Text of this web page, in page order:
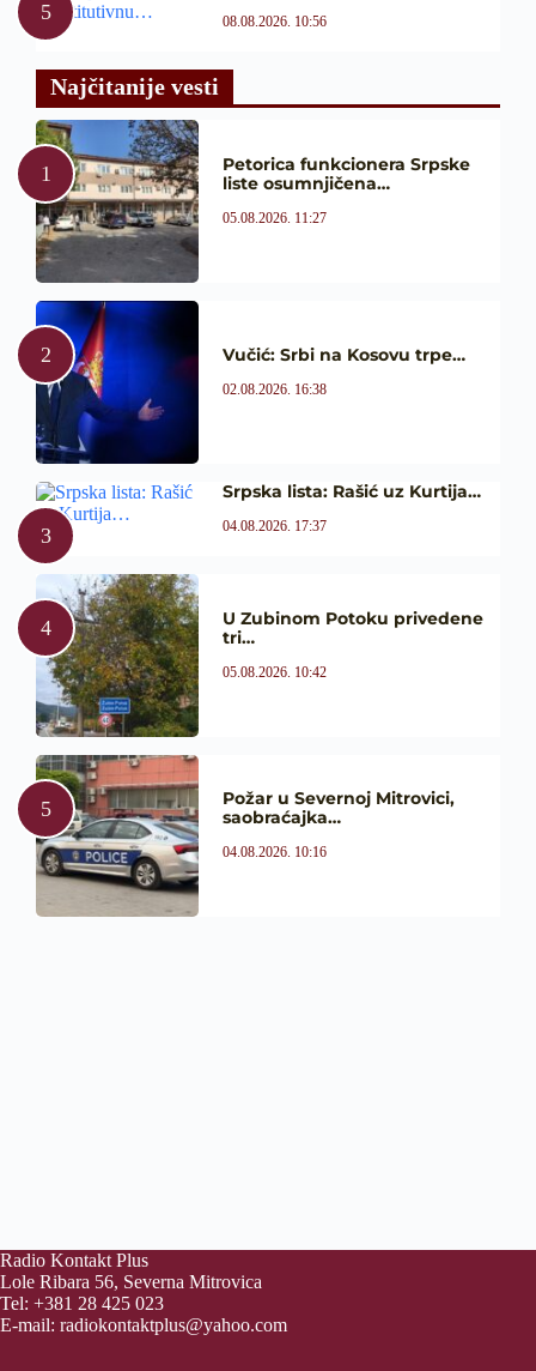
08.08.2026. 10:56
Najčitanije vesti
Petorica funkcionera Srpske
liste osumnjičena…
05.08.2026. 11:27
Vučić: Srbi na Kosovu trpe…
02.08.2026. 16:38
Srpska lista: Rašić uz Kurtija…
04.08.2026. 17:37
U Zubinom Potoku privedene
tri…
05.08.2026. 10:42
Požar u Severnoj Mitrovici,
saobraćajka…
04.08.2026. 10:16
Radio Kontakt Plus
Lole Ribara 56, Severna Mitrovica
Tel: +381 28 425 023
E-mail: radiokontaktplus@yahoo.com